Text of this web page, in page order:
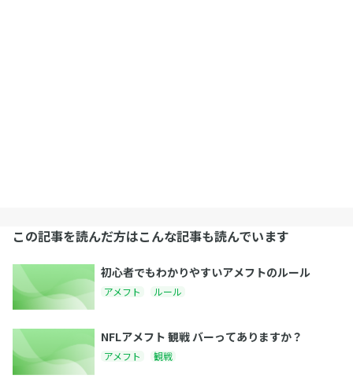
この記事を読んだ方はこんな記事も読んでいます
初心者でもわかりやすいアメフトのルール
アメフト ルール
NFLアメフト 観戦 バーってありますか？
アメフト 観戦